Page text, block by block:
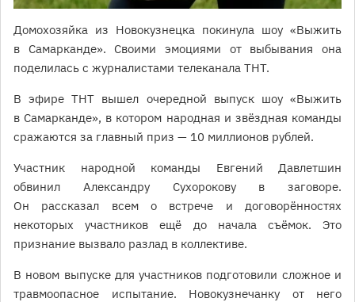
Домохозяйка из Новокузнецка покинула шоу «Выжить
в Самарканде». Своими эмоциями от выбывания она
поделилась с журналистами телеканала ТНТ.
В эфире ТНТ вышел очередной выпуск шоу «Выжить
в Самарканде», в котором народная и звёздная команды
сражаются за главный приз — 10 миллионов рублей.
Участник народной команды Евгений Давлетшин
обвинил Александру Сухорокову в заговоре.
Он рассказал всем о встрече и договорённостях
некоторых участников ещё до начала съёмок. Это
признание вызвало разлад в коллективе.
В новом выпуске для участников подготовили сложное и
травмоопасное испытание. Новокузнечанку от него